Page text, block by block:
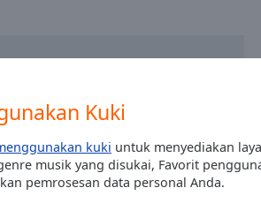
Kuki
kuki untuk menyediakan
musik yang disukai, Favorit
pemrosesan data personal Anda.